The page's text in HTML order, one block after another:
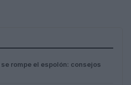
rompe el espolón: consejos